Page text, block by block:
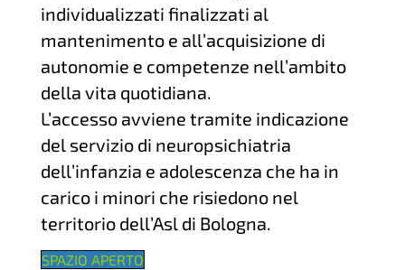
individualizzati finalizzati al
mantenimento e all’acquisizione di
autonomie e competenze nell’ambito
della vita quotidiana.
L’accesso avviene tramite indicazione
del servizio di neuropsichiatria
dell’infanzia e adolescenza che ha in
carico i minori che risiedono nel
territorio dell’Asl di Bologna.
SPAZIO APERTO